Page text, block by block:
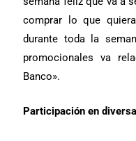
comprar lo que
durante toda la
promocionales va
Banco».
Participación en